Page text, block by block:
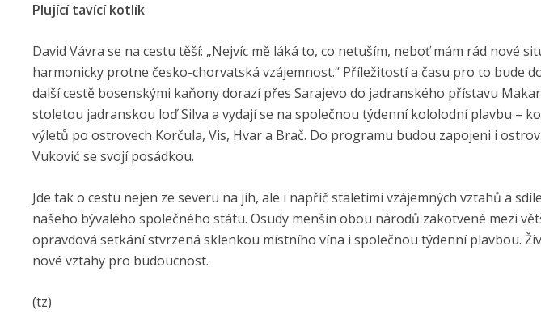
Plující tavící kotlík
David Vávra se na cestu těší: „Nejvíc mě láká to, co netuším, neboť mám rád nové
harmonicky protne česko-chorvatská vzájemnost.“ Příležitostí a času pro to bude
další cestě bosenskými kaňony dorazí přes Sarajevo do jadranského přístavu
stoletou jadranskou loď Silva a vydají se na společnou týdenní kololodní plavbu –
výletů po ostrovech Korčula, Vis, Hvar a Brač. Do programu budou zapojeni i
Vuković se svojí posádkou.
Jde tak o cestu nejen ze severu na jih, ale i napříč staletími vzájemných vztahů a
našeho bývalého společného státu. Osudy menšin obou národů zakotvené mezi
opravdová setkání stvrzená sklenkou místního vína i společnou týdenní plavbou.
nové vztahy pro budoucnost.
(tz)